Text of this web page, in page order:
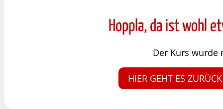
Hoppla, da ist wohl
Der Kurs wurde
HIER GEHT ES